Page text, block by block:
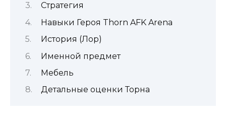
Стратегия
Навыки Героя Thorn AFK Arena
История (Лор)
Именной предмет
Мебель
Детальные оценки Торна